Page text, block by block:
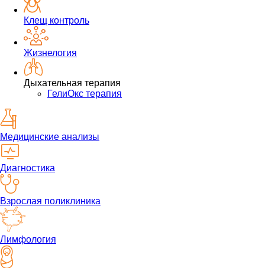
Клещ контроль
Жизнелогия
Дыхательная терапия
ГелиОкс терапия
Медицинские анализы
Диагностика
Взрослая поликлиника
Лимфология